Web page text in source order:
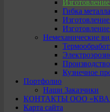
Гибка металла
Немеханические
Кузнечное
Портфолио
Наши Заказчики
КОНТАКТЫ ООО
Карта сайта